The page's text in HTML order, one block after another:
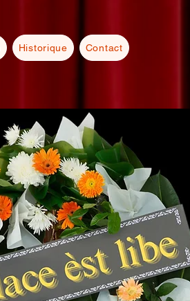
Historique Contact